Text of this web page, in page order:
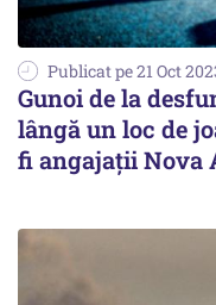
Publicat pe 21 Oct
Gunoi de la
lângă un loc de
fi angajaţii Nova